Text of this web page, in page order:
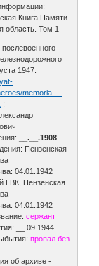
Книга Памяти.
область. Том 1
1947.
memoria …
:
__.__.1908
Пензенская
04.01.1942
ГВК, Пензенская
04.01.1942
сержант
__.09.1944
пропал без
об архиве -